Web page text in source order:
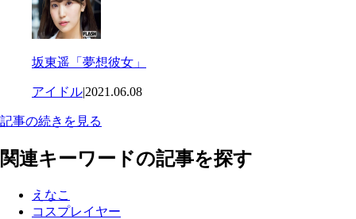
坂東遥「夢想彼女」
アイドル|2021.06.08
記事の続きを見る
関連キーワードの記事を探す
えなこ
コスプレイヤー